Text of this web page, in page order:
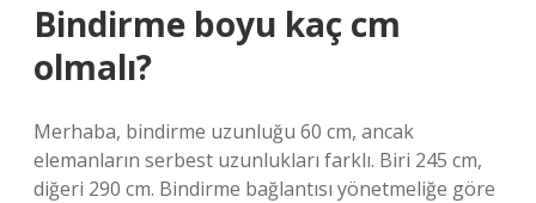
Bindirme boyu kaç cm
olmalı?
Merhaba, bindirme uzunluğu 60 cm, ancak
elemanların serbest uzunlukları farklı. Biri 245 cm,
diğeri 290 cm. Bindirme bağlantısı yönetmeliğe göre